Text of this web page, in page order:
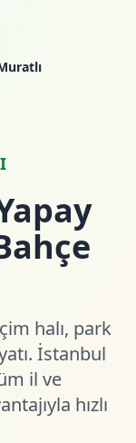
halı, park
İstanbul
il ve
hızlı